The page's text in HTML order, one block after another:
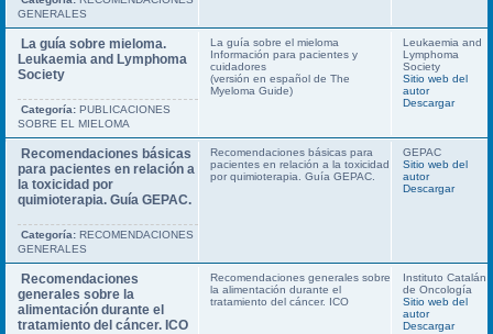
GENERALES
La guía sobre mieloma.
Leukaemia and Lymphoma
Society
Categoría: PUBLICACIONES
SOBRE EL MIELOMA
La guía sobre el mieloma
Información para pacientes y
cuidadores
(versión en español de The
Myeloma Guide)
Leukaemia and
Lymphoma
Society
Sitio web del
autor
Descargar
Recomendaciones básicas
para pacientes en relación a
la toxicidad por
quimioterapia. Guía GEPAC.
Categoría: RECOMENDACIONES
GENERALES
Recomendaciones básicas para
pacientes en relación a la toxicidad
por quimioterapia. Guía GEPAC.
GEPAC
Sitio web del
autor
Descargar
Recomendaciones
generales sobre la
alimentación durante el
tratamiento del cáncer. ICO
Recomendaciones generales sobre
la alimentación durante el
tratamiento del cáncer. ICO
Instituto Catalán
de Oncología
Sitio web del
autor
Descargar